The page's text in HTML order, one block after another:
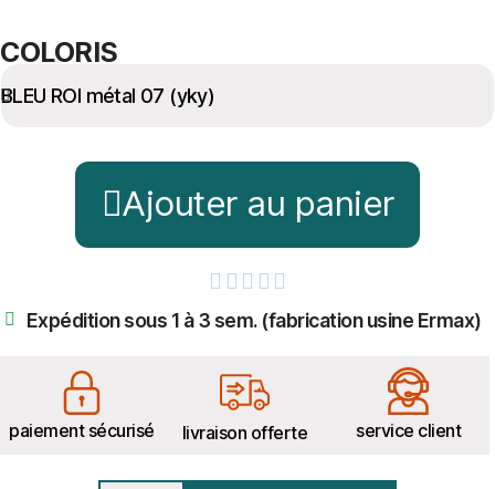
COLORIS
Ajouter au panier
    
Expédition sous 1 à 3 sem. (fabrication usine Ermax)
paiement sécurisé livraison offerte service client